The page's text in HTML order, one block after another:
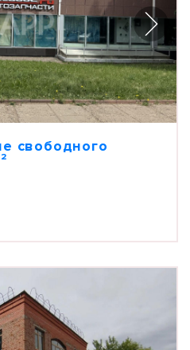
свободного